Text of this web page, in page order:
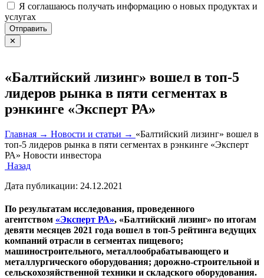
Я соглашаюсь получать информацию о новых продуктах и
услугах
Отправить
✕
«Балтийский лизинг» вошел в топ-5
лидеров рынка в пяти сегментах в
рэнкинге «Эксперт РА»
Главная → Новости и статьи → «Балтийский лизинг» вошел в
топ-5 лидеров рынка в пяти сегментах в рэнкинге «Эксперт
РА» Новости инвестора
Назад
Дата публикации: 24.12.2021
По результатам исследования, проведенного
агентством «Эксперт РА», «Балтийский лизинг» по итогам
девяти месяцев 2021 года вошел в топ-5 рейтинга ведущих
компаний отрасли в сегментах пищевого;
машиностроительного, металлообрабатывающего и
металлургического оборудования; дорожно-строительной и
сельскохозяйственной техники и складского оборудования.